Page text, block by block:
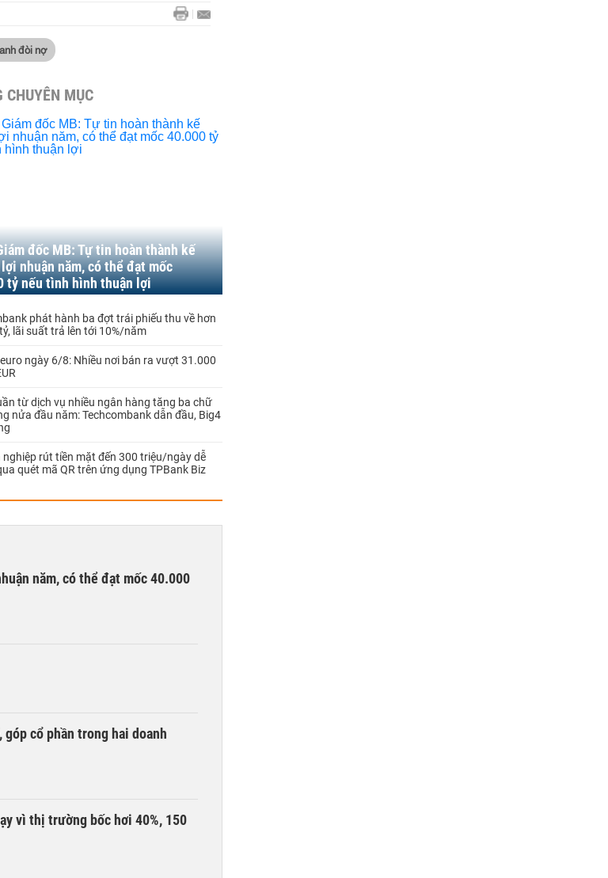
đòi nợ
CHUYÊN MỤC
đốc MB: Tự tin hoàn thành kế
nhuận năm, có thể đạt mốc
tỷ nếu tình hình thuận lợi
phát hành ba đợt trái phiếu thu về hơn
lãi suất trả lên tới 10%/năm
ngày 6/8: Nhiều nơi bán ra vượt 31.000
từ dịch vụ nhiều ngân hàng tăng ba chữ
nửa đầu năm: Techcombank dẫn đầu, Big4
nghiệp rút tiền mặt đến 300 triệu/ngày dễ
quét mã QR trên ứng dụng TPBank Biz
năm, có thể đạt mốc 40.000
cổ phần trong hai doanh
vì thị trường bốc hơi 40%, 150